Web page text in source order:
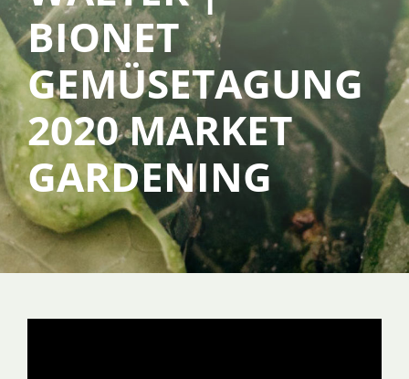
SERVICE
ÜBER UNS
BIONET
GEMÜSETAGUNG
2020 MARKET
GARDENING